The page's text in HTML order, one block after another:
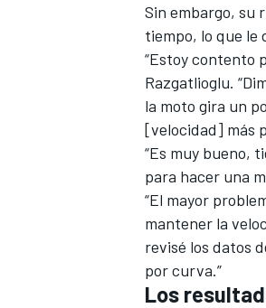
Sin embargo, su
tiempo, lo que le
“Estoy contento
Razgatlioglu.
la moto gira un
[velocidad] más
“Es muy bueno,
para hacer una
“El mayor
mantener la
revisé los datos
por curva.”
Los